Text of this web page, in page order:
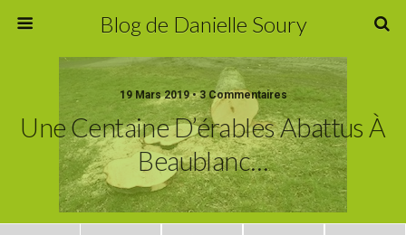
Blog de Danielle Soury
19 Mars 2019 • 3 Commentaires
Une Centaine D’érables Abattus À
Beaublanc…